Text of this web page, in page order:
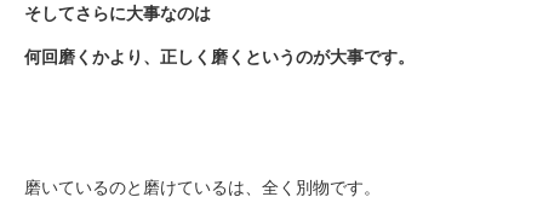
そしてさらに大事なのは
何回磨くかより、正しく磨くというのが大事です。
磨いているのと磨けているは、全く別物です。